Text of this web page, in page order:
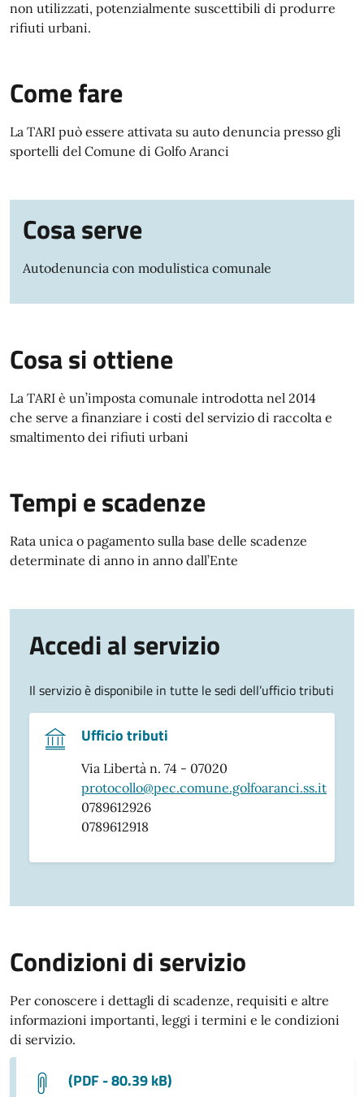
non utilizzati, potenzialmente suscettibili di produrre
rifiuti urbani.
Come fare
La TARI può essere attivata su auto denuncia presso gli
sportelli del Comune di Golfo Aranci
Cosa serve
Autodenuncia con modulistica comunale
Cosa si ottiene
La TARI è un’imposta comunale introdotta nel 2014
che serve a finanziare i costi del servizio di raccolta e
smaltimento dei rifiuti urbani
Tempi e scadenze
Rata unica o pagamento sulla base delle scadenze
determinate di anno in anno dall’Ente
Accedi al servizio
Il servizio è disponibile in tutte le sedi dell’ufficio tributi
Ufficio tributi
Via Libertà n. 74 - 07020
protocollo@pec.comune.golfoaranci.ss.it
0789612926
0789612918
Condizioni di servizio
Per conoscere i dettagli di scadenze, requisiti e altre
informazioni importanti, leggi i termini e le condizioni
di servizio.
(PDF - 80.39 kB)